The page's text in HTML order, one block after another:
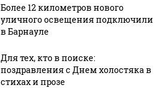
Более 12 километров нового
уличного освещения подключили
в Барнауле
Для тех, кто в поиске:
поздравления с Днем холостяка в
стихах и прозе